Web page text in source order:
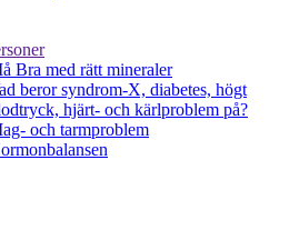
Bra med rätt mineraler
beror syndrom-X, diabetes, högt
hjärt- och kärlproblem på?
och tarmproblem